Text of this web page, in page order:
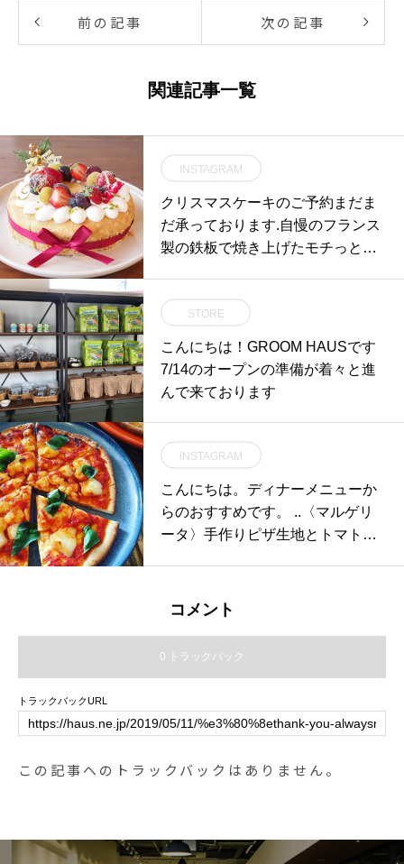
前の記事 次の記事
関連記事一覧
INSTAGRAM
クリスマスケーキのご予約まだま
だ承っております.自慢のフランス
製の鉄板で焼き上げたモチっと食
っぷりフルーツを挟みました🥝.予
約はお電話又はご来店いただいて
直接ご予約いただくようになりま
す。..お気軽にお尋ねください.️085
ョップ 11:00〜20:00.◎TABLE HÅ
USモーニング9:00〜11:00（Lo.1
1:00）ランチ 11:30〜14:00（Lo.1
4:00）カフェ 14:00〜18:00(Lo.17:
30)#HAUS#HÅUS#TABLEHAUS#
hausmatsue#haus_matsue#galett
e#crepe#ガレット#クレープ#クレ
#ドリンク#テイクアウトドリンク
タ
STORE
こんにちは！GROOM HAUSです︎
7/14のオープンの準備が着々と進
んで来ております
INSTAGRAM
こんにちは。ディナーメニューか
らのおすすめです。 ..〈マルゲリ
ータ〉手作りピザ生地とトマトソ
らもやみつきになる味わいです。
だきます。ご予定されていた方に
は申し訳ないのですがどうぞよろ
コメント
0 トラックバック
トラックバックURL
この記事へのトラックバックはありません。